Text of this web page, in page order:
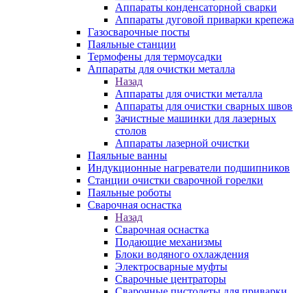
Аппараты конденсаторной сварки
Аппараты дуговой приварки крепежа
Газосварочные посты
Паяльные станции
Термофены для термоусадки
Аппараты для очистки металла
Назад
Аппараты для очистки металла
Аппараты для очистки сварных швов
Зачистные машинки для лазерных
столов
Аппараты лазерной очистки
Паяльные ванны
Индукционные нагреватели подшипников
Станции очистки сварочной горелки
Паяльные роботы
Сварочная оснастка
Назад
Сварочная оснастка
Подающие механизмы
Блоки водяного охлаждения
Электросварные муфты
Сварочные центраторы